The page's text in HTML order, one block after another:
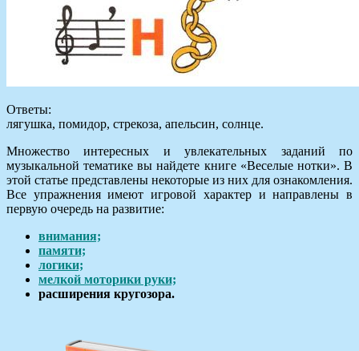
Ответы:
лягушка, помидор, стрекоза, апельсин, солнце.
Множество интересных и увлекательных заданий по
музыкальной тематике вы найдете книге «Веселые нотки». В
этой статье представлены некоторые из них для ознакомления.
Все упражнения имеют игровой характер и направлены в
первую очередь на развитие:
внимания;
памяти;
логики;
мелкой моторики руки;
расширения кругозора.